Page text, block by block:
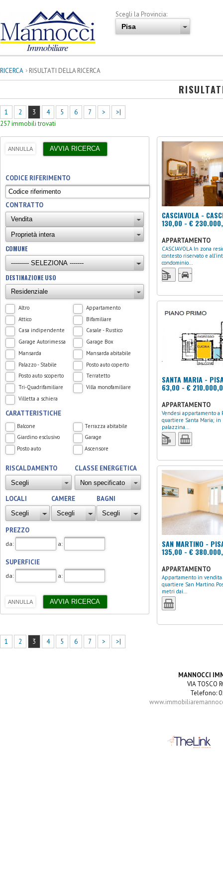
Scegli la Provincia:
RICERCA RISULTATI DELLA RICERCA
1 2 3 4 5 6 7 >
>|
257 immobili trovati
CODICE RIFERIMENTO
CONTRATTO
COMUNE
DESTINAZIONE USO
Altro
Appartamento
Attico
Bifamiliare
Casa indipendente
Casale - Rustico
Garage Autorimessa
Garage Box
Mansarda
Mansarda abitabile
Palazzo - Stabile
Posto auto coperto
Posto auto scoperto
Terratetto
Tri-Quadrifamiliare
Villa monofamiliare
Villetta a schiera
CARATTERISTICHE
Balcone
Terrazza abitabile
Giardino esclusivo
Garage
Posto auto
Ascensore
RISCALDAMENTO CLASSE ENERGETICA
LOCALI CAMERE BAGNI
PREZZO
da: a:
SUPERFICIE
da: a:
CASCIAVOLA -
130,00 - €
APPARTAMENTO
CASCIAVOLA In zona residenziale, in
contesto riservato e
condominio...
SANTA MARIA -
63,00 - €
APPARTAMENTO
Vendesi appartamento a Pisa centro
quartiere Santa Maria; in
palazzina...
SAN MARTINO -
135,00 - €
APPARTAMENTO
Appartamento in vendita a Pisa,
quartiere San Martino.
metri dai...
1 2 3 4 5 6 7 > >|
MANNOCCI
VIA TOSCO
Telefono: